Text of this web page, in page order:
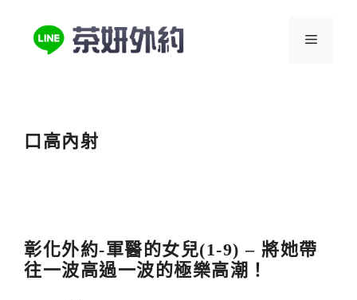
選
口高內射
彰化外約-軍醫的女兒(1-9) – 將她帶
往一波高過一波的極樂高潮！